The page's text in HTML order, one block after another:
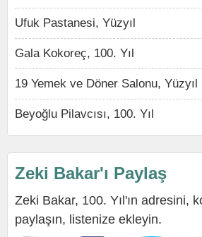
Ufuk Pastanesi, Yüzyıl
Gala Kokoreç, 100. Yıl
19 Yemek ve Döner Salonu, Yüzyıl
Beyoğlu Pilavcısı, 100. Yıl
Zeki Bakar'ı Paylaş
Zeki Bakar, 100. Yıl'ın adresini,
paylaşın, listenize ekleyin.